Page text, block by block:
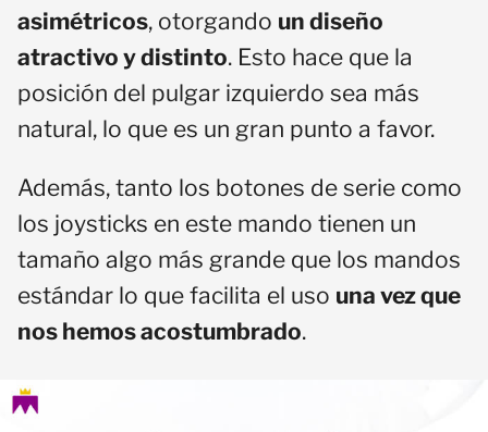
asimétricos, otorgando un diseño
atractivo y distinto. Esto hace que la
posición del pulgar izquierdo sea más
natural, lo que es un gran punto a favor.
Además, tanto los botones de serie como
los joysticks en este mando tienen un
tamaño algo más grande que los mandos
estándar lo que facilita el uso una vez que
nos hemos acostumbrado.